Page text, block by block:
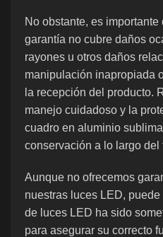
No obstante, es importante
garantía no cubre daños
rayones u otros daños
manipulación inapropiada
la recepción del producto.
manejo cuidadoso y la
cuadro en aluminio
conservación a lo largo del
Aunque no ofrecemos
nuestras luces LED,
de luces LED ha sido
para asegurar su correcto